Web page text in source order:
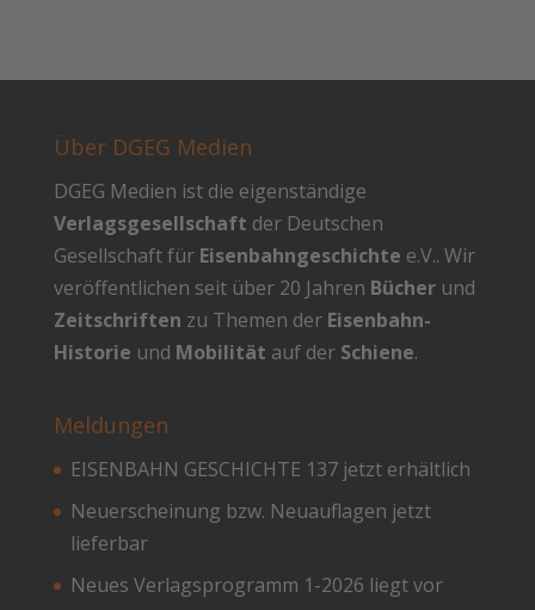
Über DGEG Medien
DGEG Medien ist die eigenständige
Verlagsgesellschaft der Deutschen
Gesellschaft für Eisenbahngeschichte e.V.. Wir
veröffentlichen seit über 20 Jahren Bücherund
Zeitschriften zu Themen der Eisenbahn-
Historie und Mobilität auf der Schiene.
Meldungen
EISENBAHN GESCHICHTE 137 jetzt erhältlich
Neuerscheinung bzw. Neuauflagen jetzt
lieferbar
Neues Verlagsprogramm 1-2026 liegt vor